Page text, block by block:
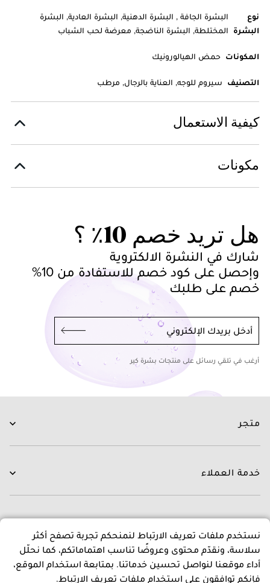
نوع
البشرة
البشرة الجافة , البشرة الدهنية, البشرة العادية, البشرة
المختلطة, البشرة الناضجة, معرضة لحب الشباب
المكونات حمض الهيالورونيك
التصنيف سيروم للوجه, العناية بالرجال, مرطب
كيفية الاستعمال
مكونات
هل تريد خصم 10٪ ؟
شارك في النشرة الالكتروية
وإحصل على كود خصم للاستفادة من 10%
خصم على طلبك
أدخل بريدك الإلكتروني
أرغب في تلقي رسائل على منتجات بشرة كير
متجر
العناية بالشعر
العلامات التجارية
العروض
خدمة العملاء
التوصيل
التبديل و الاسترجاع
الدفع
اسئلة و اجوبة
عن متجرنا
عن بشرة كير
المدونون
سياسات
نستخدم ملفات تعريف الارتباط لنمنحكم تجربة تصفح أكثر
سلاسة، ونقدّم محتوى وعروضًا تناسب اهتماماتكم، كما نحلّل
أداء موقعنا لنواصل تحسين خدماتنا. بمتابعة استخدام الموقع،
فإنكم توافقون على استخدام ملفات تعريف الارتباط.